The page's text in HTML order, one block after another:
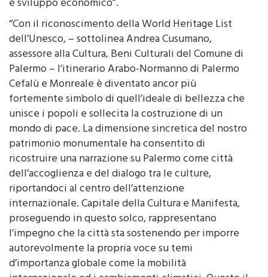
e sviluppo economico”.
“Con il riconoscimento della World Heritage List
dell’Unesco, – sottolinea Andrea Cusumano,
assessore alla Cultura, Beni Culturali del Comune di
Palermo – l’itinerario Arabo-Normanno di Palermo
Cefalù e Monreale è diventato ancor più
fortemente simbolo di quell’ideale di bellezza che
unisce i popoli e sollecita la costruzione di un
mondo di pace. La dimensione sincretica del nostro
patrimonio monumentale ha consentito di
ricostruire una narrazione su Palermo come città
dell’accoglienza e del dialogo tra le culture,
riportandoci al centro dell’attenzione
internazionale. Capitale della Cultura e Manifesta,
proseguendo in questo solco, rappresentano
l’impegno che la città sta sostenendo per imporre
autorevolmente la propria voce su temi
d’importanza globale come la mobilità